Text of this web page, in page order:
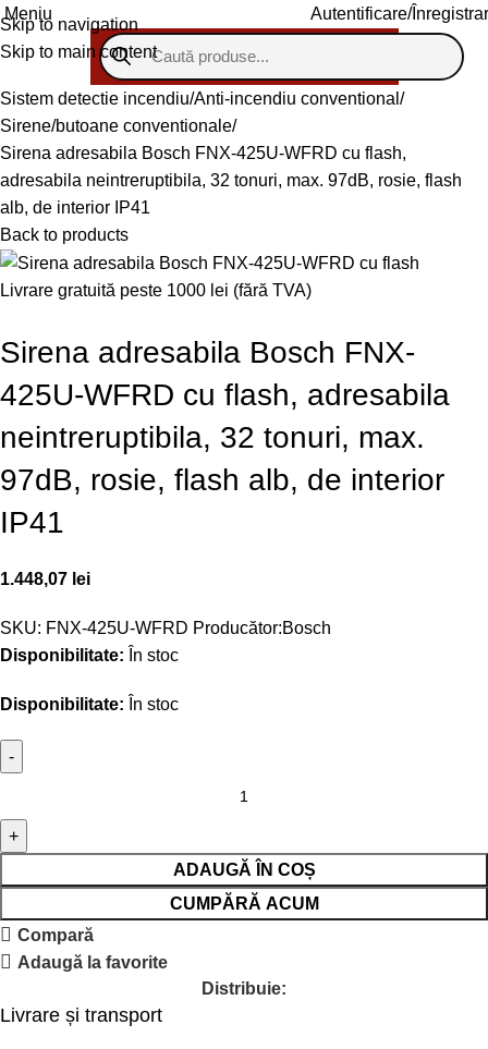
Skip to navigation
Skip to main content
Meniu Autentificare/
Sistem detectie incendiu Anti-incendiu conventional
Sirene/butoane conventionale
Sirena adresabila Bosch FNX-425U-WFRD cu flash,
adresabila neintreruptibila, 32 tonuri, max. 97dB, rosie, flash
alb, de interior IP41
Back to products
Livrare gratuită peste 1000 lei (fără TVA)
Sirena adresabila Bosch FNX-
425U-WFRD cu flash, adresabila
neintreruptibila, 32 tonuri, max.
97dB, rosie, flash alb, de interior
IP41
1.448,07 lei
SKU: FNX-425U-WFRD Producător:Bosch
Disponibilitate: În stoc
Disponibilitate: În stoc
ADAUGĂ ÎN COȘ
CUMPĂRĂ ACUM
Compară
Adaugă la favorite
Distribuie:
Livrare și transport